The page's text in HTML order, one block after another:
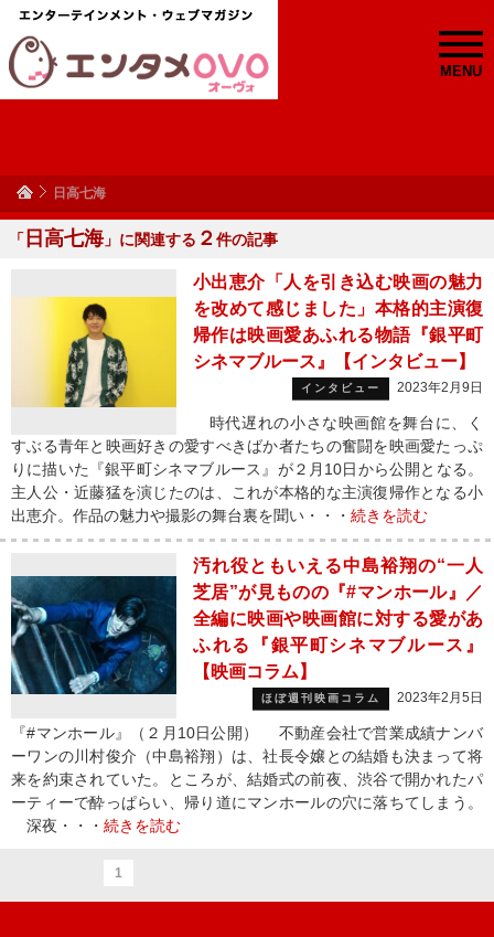
MENU
日高七海
「 日高七海 」に関連する ２件の記事
小出恵介「人を引き込む映画の魅力
を改めて感じました」本格的主演復
帰作は映画愛あふれる物語『銀平町
シネマブルース』【インタビュー】
インタビュー 2023年2月9日
時代遅れの小さな映画館を舞台に、く
すぶる青年と映画好きの愛すべきばか者たちの奮闘を映画愛たっぷ
りに描いた『銀平町シネマブルース』が２月10日から公開となる。
主人公・近藤猛を演じたのは、これが本格的な主演復帰作となる小
出恵介。作品の魅力や撮影の舞台裏を聞い・・・ 続きを読む
汚れ役ともいえる中島裕翔の“一人
芝居”が見ものの『#マンホール』／
全編に映画や映画館に対する愛があ
ふれる『銀平町シネマブルース』
【映画コラム】
ほぼ週刊映画コラム 2023年2月5日
『#マンホール』（２月10日公開） 不動産会社で営業成績ナンバ
ーワンの川村俊介（中島裕翔）は、社長令嬢との結婚も決まって将
来を約束されていた。ところが、結婚式の前夜、渋谷で開かれたパ
ーティーで酔っぱらい、帰り道にマンホールの穴に落ちてしまう。
深夜・・・ 続きを読む
1